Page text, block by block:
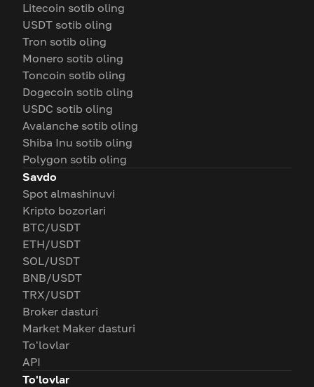
Litecoin sotib oling
USDT sotib oling
Tron sotib oling
Monero sotib oling
Toncoin sotib oling
Dogecoin sotib oling
USDC sotib oling
Avalanche sotib oling
Shiba Inu sotib oling
Polygon sotib oling
Savdo
Spot almashinuvi
Kripto bozorlari
BTC/USDT
ETH/USDT
SOL/USDT
BNB/USDT
TRX/USDT
Broker dasturi
Market Maker dasturi
To'lovlar
API
To'lovlar